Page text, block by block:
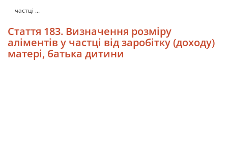
частці ...
Стаття 183. Визначення розміру
аліментів у частці від заробітку (доходу)
матері, батька дитини